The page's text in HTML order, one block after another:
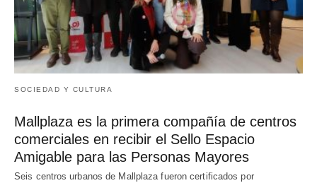
SOCIEDAD Y CULTURA
Mallplaza es la primera compañía de centros
comerciales en recibir el Sello Espacio
Amigable para las Personas Mayores
Seis centros urbanos de Mallplaza fueron certificados por